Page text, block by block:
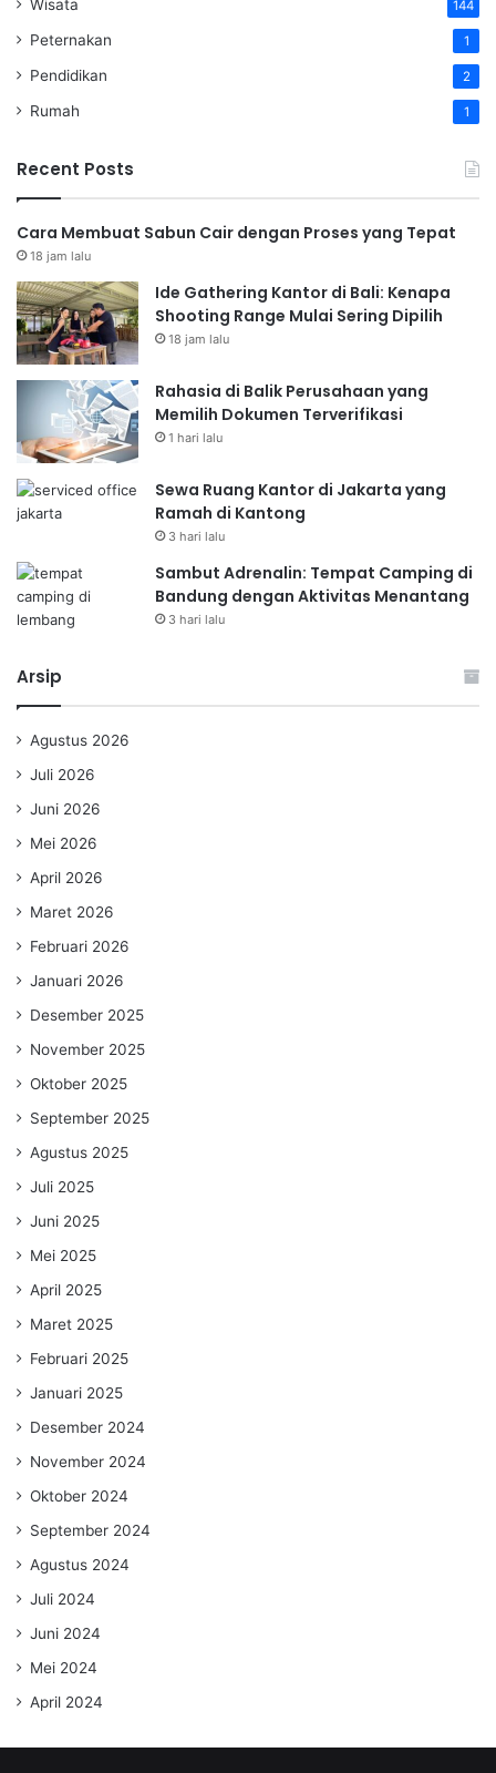
Wisata 144
Peternakan 1
Pendidikan 2
Rumah 1
Recent Posts
Cara Membuat Sabun Cair dengan Proses yang Tepat
18 jam lalu
Ide Gathering Kantor di Bali: Kenapa
Shooting Range Mulai Sering Dipilih
18 jam lalu
Rahasia di Balik Perusahaan yang
Memilih Dokumen Terverifikasi
1 hari lalu
Sewa Ruang Kantor di Jakarta yang
Ramah di Kantong
3 hari lalu
Sambut Adrenalin: Tempat Camping di
Bandung dengan Aktivitas Menantang
3 hari lalu
Arsip
Agustus 2026
Juli 2026
Juni 2026
Mei 2026
April 2026
Maret 2026
Februari 2026
Januari 2026
Desember 2025
November 2025
Oktober 2025
September 2025
Agustus 2025
Juli 2025
Juni 2025
Mei 2025
April 2025
Maret 2025
Februari 2025
Januari 2025
Desember 2024
November 2024
Oktober 2024
September 2024
Agustus 2024
Juli 2024
Juni 2024
Mei 2024
April 2024